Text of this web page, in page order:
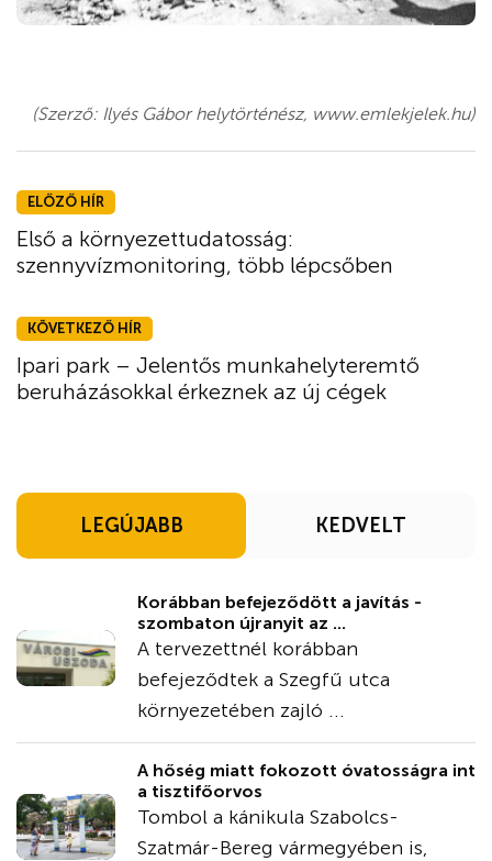
(Szerző: Ilyés Gábor helytörténész, www.emlekjelek.hu)
ELŐZŐ HÍR
Első a környezettudatosság:
szennyvízmonitoring, több lépcsőben
KÖVETKEZŐ HÍR
Ipari park – Jelentős munkahelyteremtő
beruházásokkal érkeznek az új cégek
LEGÚJABB KEDVELT
Korábban befejeződött a javítás -
szombaton újranyit az ...
A tervezettnél korábban
befejeződtek a Szegfű utca
környezetében zajló ...
A hőség miatt fokozott óvatosságra int
a tisztifőorvos
Tombol a kánikula Szabolcs-
Szatmár-Bereg vármegyében is,